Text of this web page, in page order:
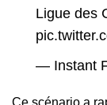
Ligue des
— Instant
Ce scénario a